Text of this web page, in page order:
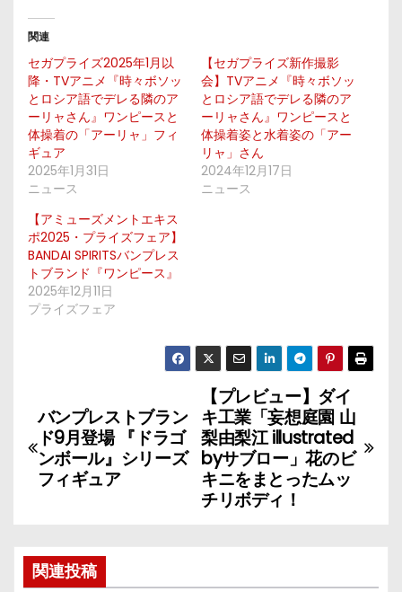
関連
セガプライズ2025年1月以
降・TVアニメ『時々ボソッ
とロシア語でデレる隣のア
ーリャさん』ワンピースと
体操着の「アーリャ」フィ
ギュア
2025年1月31日
ニュース
【セガプライズ新作撮影
会】TVアニメ『時々ボソッ
とロシア語でデレる隣のア
ーリャさん』ワンピースと
体操着姿と水着姿の「アー
リャ」さん
2024年12月17日
ニュース
【アミューズメントエキス
ポ2025・プライズフェア】
BANDAI SPIRITSバンプレス
トブランド『ワンピース』
2025年12月11日
プライズフェア
投
稿
ナ
ゲ
【プレビュー】ダイ
キ工業「妄想庭園 山
梨由梨江 illustrated
byサブロー」花のビ
キニをまとったムッ
チリボディ！
バンプレストブラン
ド9月登場 『ドラゴ
ンボール』シリーズ
フィギュア
関連投稿